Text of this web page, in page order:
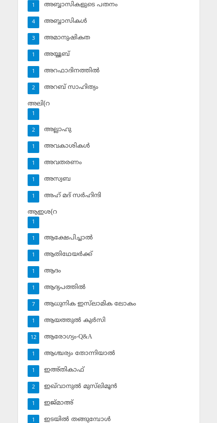
അബ്ബാസികളുടെ പതനം
1
അബ്ബാസികള്‍
4
അമാനുഷികത
3
അയ്യൂബ്‌
1
അറഫാദിനത്തില്‍
1
അറബ് സാഹിത്യം
2
അലി(റ
1
അല്ലാഹു
2
അവകാശികള്‍
1
അവതരണം
1
അസ്വബ
1
അഹ് മദ് സര്‍ഹിന്ദി
1
ആഇശ(റ
1
ആക്ഷേപിച്ചാല്‍
1
ആതിഥേയര്‍ക്ക്
1
ആദം
1
ആദ്യപത്തില്‍
1
ആധുനിക ഇസ്‌ലാമിക ലോകം
7
ആയത്തുല്‍ കുര്‍സി
1
ആരോഗ്യം-Q&A
12
ആശ്ചര്യം തോന്നിയാല്‍
1
ഇഅ്തികാഫ്‌
1
ഇഖ്‌വാനുല്‍ മുസ്‌ലിമൂന്‍
2
ഇജ്മാഅ്
1
ഇടയില്‍ തങ്ങുമ്പോള്‍
1